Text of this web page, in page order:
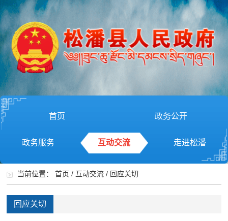
首页 政务公开
政务服务 互动交流 走进松潘
当前位置：首页 / 互动交流 / 回应关切
回应关切